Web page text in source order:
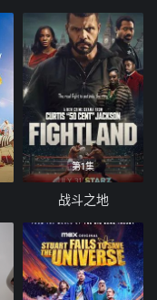
第1集
战斗之地